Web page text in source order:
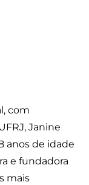
com
Janine
anos de idade
e fundadora
mais